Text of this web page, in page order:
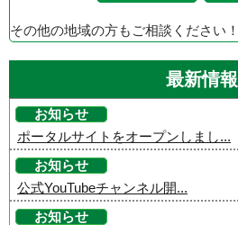
その他の地域の方もご相談ください！
最新情報
お知らせ
ポータルサイトをオープンしまし...
お知らせ
公式YouTubeチャンネル開...
お知らせ